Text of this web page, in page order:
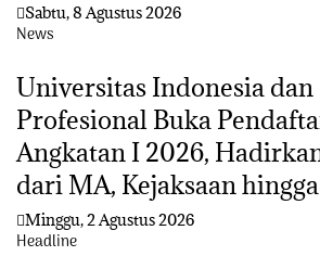
Sabtu, 8 Agustus 2026
News
Universitas Indonesia dan
Profesional Buka
Angkatan I 2026,
dari MA, Kejaksaan
Minggu, 2 Agustus 2026
Headline